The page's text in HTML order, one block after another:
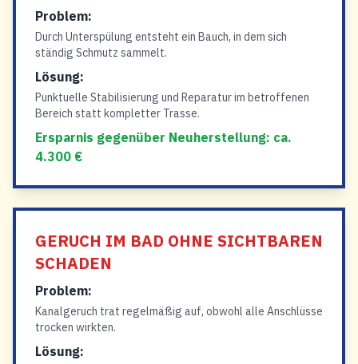
Problem:
Durch Unterspülung entsteht ein Bauch, in dem sich
ständig Schmutz sammelt.
Lösung:
Punktuelle Stabilisierung und Reparatur im betroffenen
Bereich statt kompletter Trasse.
Ersparnis gegenüber Neuherstellung: ca.
4.300 €
GERUCH IM BAD OHNE SICHTBAREN
SCHADEN
Problem:
Kanalgeruch trat regelmäßig auf, obwohl alle Anschlüsse
trocken wirkten.
Lösung: